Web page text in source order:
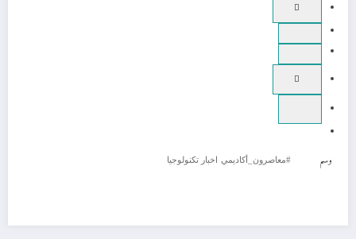
وسم #معاصرون_أكاديمي اخبار تكنولوجيا